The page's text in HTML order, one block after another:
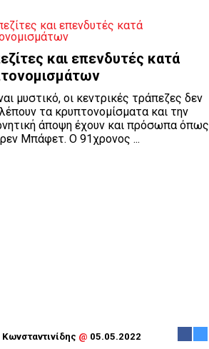
και επενδυτές κατά
μυστικό, οι κεντρικές τράπεζες δεν
τα κρυπτονομίσματα και την
άποψη έχουν και πρόσωπα όπως
Μπάφετ. Ο 91χρονος ...
@ 05.05.2022